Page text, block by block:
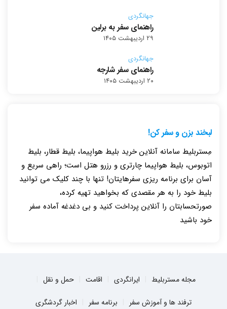
جهانگردی
راهنمای سفر به برلین
۲۹ اردیبهشت ۱۴۰۵
جهانگردی
راهنمای سفر شارجه
۲۰ اردیبهشت ۱۴۰۵
لبخند بزن و سفر کن!
مِستربلیط سامانه آنلاین خرید بلیط هواپیما، بلیط قطار، بلیط
اتوبوس، بلیط هواپیما چارتری و رزرو هتل است؛ راهی سریع و
آسان برای برنامه ریزی سفرهایتان! تنها با چند کلیک می توانید
بلیط خود را به هر مقصدی که بخواهید تهیه کرده،
صورتحسابتان را آنلاین پرداخت کنید و بی دغدغه آماده سفر
خود باشید
مجله مستربلیط ایرانگردی اقامت حمل و نقل
ترفند ها و آموزش سفر برنامه سفر اخبار گردشگری